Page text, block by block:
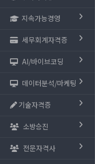
지속가능경영
세무회계자격증
AI/바이브코딩
데이터분석/마케팅
기술자격증
소방승진
전문자격사